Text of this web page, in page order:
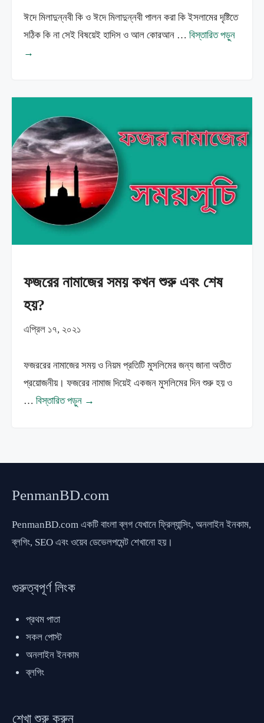
ঈদে মিলাদুন্নবী কি ও ঈদে মিলাদুন্নবী পালন করা কি ইসলামের দৃষ্টিতে
সঠিক কি না সেই বিষয়েই হাদিস ও আল কোরআন … বিস্তারিত পড়ুন
→
ফজরের নামাজের সময় কখন শুরু এবং শেষ
হয়?
এপ্রিল ১৭, ২০২১
ফজররের নামাজের সময় ও নিয়ম প্রতিটি মুসলিমের জন্য জানা অতীত
প্রয়োজনীয়। ফজরের নামাজ দিয়েই একজন মুসলিমের দিন শুরু হয় ও
… বিস্তারিত পড়ুন →
PenmanBD.com
PenmanBD.com একটি বাংলা ব্লগ যেখানে ফ্রিল্যান্সিং, অনলাইন ইনকাম,
ব্লগিং, SEO এবং ওয়েব ডেভেলপমেন্ট শেখানো হয়।
গুরুত্বপূর্ণ লিংক
প্রথম পাতা
সকল পোস্ট
অনলাইন ইনকাম
ব্লগিং
শেখা শুরু করুন